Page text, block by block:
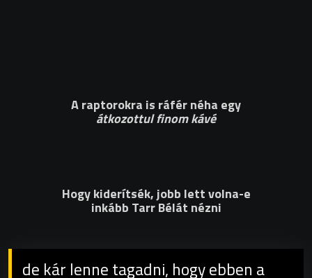
A raptorokra is ráfér néha egy
átkozottul finom kávé
Hogy kiderítsék, jobb lett volna-e
inkább Tarr Bélát nézni
de kár lenne tagadni, hogy ebben a